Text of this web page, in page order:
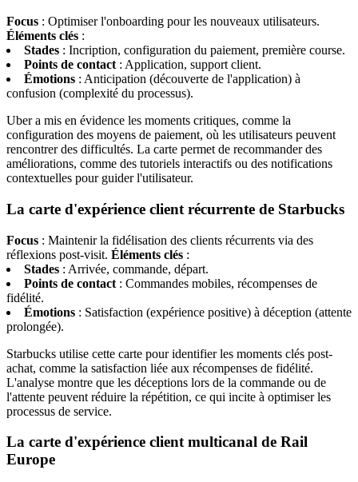
Focus : Optimiser l'onboarding pour les nouveaux utilisateurs.
Éléments clés :
Stades : Incription, configuration du paiement, première course.
Points de contact : Application, support client.
Émotions : Anticipation (découverte de l'application) à
confusion (complexité du processus).
Uber a mis en évidence les moments critiques, comme la
configuration des moyens de paiement, où les utilisateurs peuvent
rencontrer des difficultés. La carte permet de recommander des
améliorations, comme des tutoriels interactifs ou des notifications
contextuelles pour guider l'utilisateur.
La carte d'expérience client récurrente de Starbucks
Focus : Maintenir la fidélisation des clients récurrents via des
réflexions post-visit. Éléments clés :
Stades : Arrivée, commande, départ.
Points de contact : Commandes mobiles, récompenses de
fidélité.
Émotions : Satisfaction (expérience positive) à déception (attente
prolongée).
Starbucks utilise cette carte pour identifier les moments clés post-
achat, comme la satisfaction liée aux récompenses de fidélité.
L'analyse montre que les déceptions lors de la commande ou de
l'attente peuvent réduire la répétition, ce qui incite à optimiser les
processus de service.
La carte d'expérience client multicanal de Rail
Europe